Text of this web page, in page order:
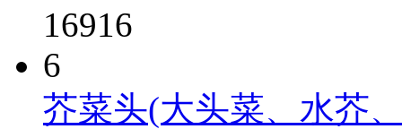
16916
6
芥菜头(大头菜、水芥